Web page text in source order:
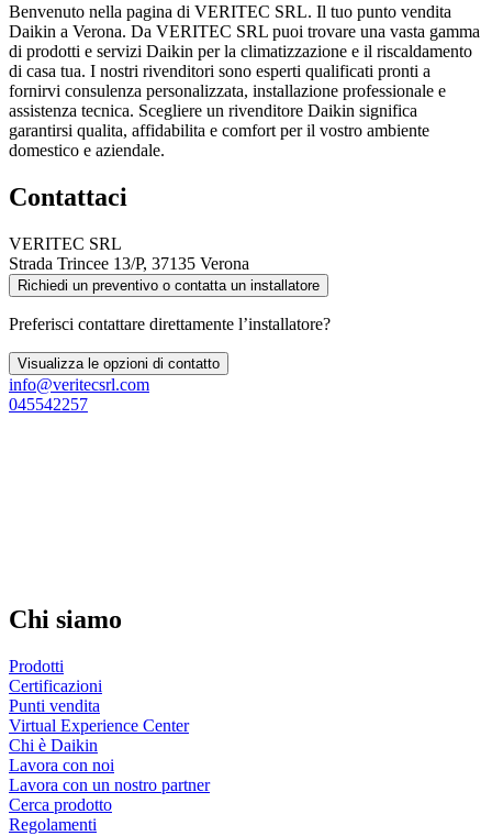
Benvenuto nella pagina di VERITEC SRL. Il tuo punto vendita
Daikin a Verona. Da VERITEC SRL puoi trovare una vasta gamma
di prodotti e servizi Daikin per la climatizzazione e il riscaldamento
di casa tua. I nostri rivenditori sono esperti qualificati pronti a
fornirvi consulenza personalizzata, installazione professionale e
assistenza tecnica. Scegliere un rivenditore Daikin significa
garantirsi qualita, affidabilita e comfort per il vostro ambiente
domestico e aziendale.
Contattaci
VERITEC SRL
Strada Trincee 13/P, 37135 Verona
Richiedi un preventivo o contatta un installatore
Preferisci contattare direttamente l’installatore?
Visualizza le opzioni di contatto
info@veritecsrl.com
045542257
Chi siamo
Prodotti
Certificazioni
Punti vendita
Virtual Experience Center
Chi è Daikin
Lavora con noi
Lavora con un nostro partner
Cerca prodotto
Regolamenti